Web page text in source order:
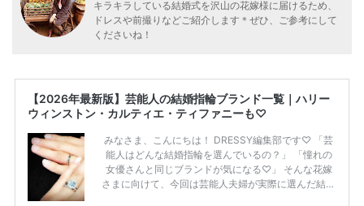
キラキラしている結婚式を沢山の花嫁様に届けるため、
ドレスや前撮りなどご紹介します＊ぜひ、ご参考にして
くださいね！
【2026年最新版】芸能人の結婚指輪ブランド一覧｜ハリー
ウィンストン・カルティエ・ティファニーも♡
みなさま、こんにちは！ DRESSY編集部です♡ 「芸
能人はどんな結婚指輪を選んでいるの？」 「憧れの
女優さんと同じブランドが気になる♡」 そんな花嫁
さまに向けて、今回は芸能人夫婦が実際に選んだ結婚